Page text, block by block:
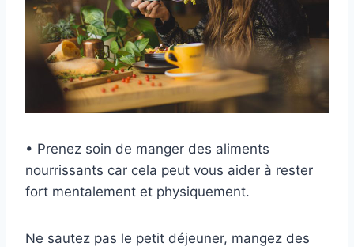
• Prenez soin de manger des aliments
nourrissants car cela peut vous aider à rester
fort mentalement et physiquement.
Ne sautez pas le petit déjeuner, mangez des